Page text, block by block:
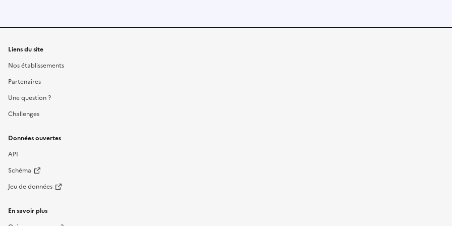
Liens du site
Nos établissements
Partenaires
Une question ?
Challenges
Données ouvertes
API
Schéma
Jeu de données
En savoir plus